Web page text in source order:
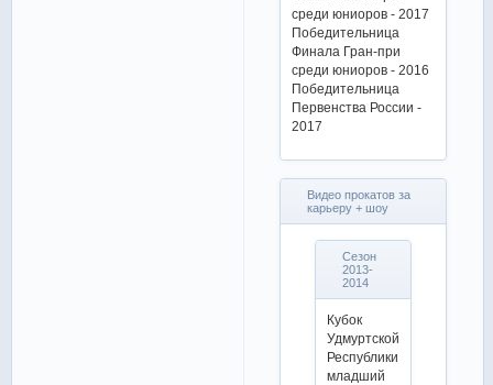
среди юниоров - 2017
Победительница
Финала Гран-при
среди юниоров - 2016
Победительница
Первенства России -
2017
Видео прокатов за
карьеру + шоу
Сезон
2013-
2014
Кубок
Удмуртской
Республики
младший